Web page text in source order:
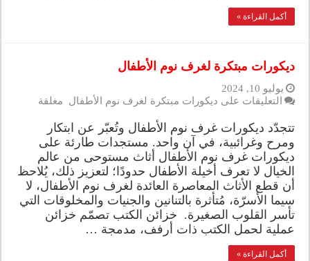
أكمل القراءة »
ديكورات مبتكرة لغرف نوم الأطفال
يوليو 10, 2024
التعليقات على ديكورات مبتكرة لغرف نوم الأطفال مغلقة
تتجدّد ديكورات غرف نوم الأطفال وتُعبّر عن ابتكار
ومرح وغرائبية، في آن واحد. مستجدات طارئة على
ديكورات غرف نوم الأطفال أثاث مستوحى من عالم
الخيال لا تعرف أخيلة الأطفال حدودًا؛ لتعزيز ذلك، يُلاحظ
أن قطع الأثاث المعاصرة العائدة لغرف نوم الأطفال، لا
سيما الأسرّة، مُتأثرة بالتنانين والجنيات والمخلوقات التي
تأسر القلوب الصغيرة. خزائن الكتب تصمّم خزائن
عملية لحمل الكتب ذات أرفف، مدمجة …
أكمل القراءة »